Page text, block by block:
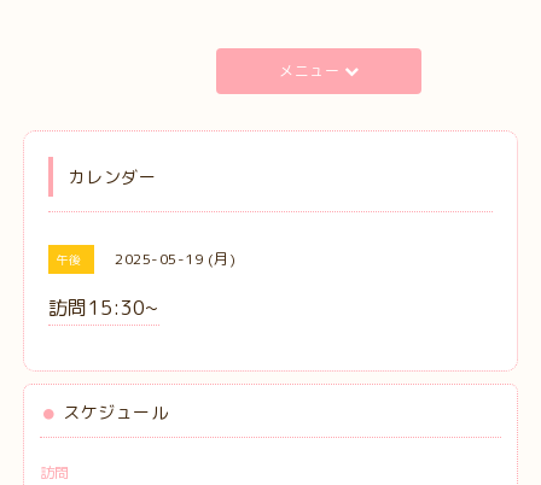
メニュー
カレンダー
午後 2025-05-19 (月)
訪問15:30~
スケジュール
訪問